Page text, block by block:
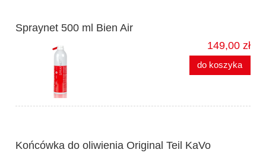
Spraynet 500 ml Bien Air
149,00 zł
do koszyka
Końcówka do oliwienia Original Teil KaVo